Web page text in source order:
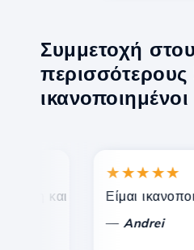
Συμμετοχή
περισσότερους
αποτελεσματική τεχνική
★★★★★
Είμαι
Andrei